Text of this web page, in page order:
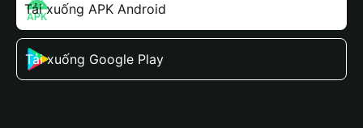
Tải xuống APK Android
Tải xuống Google Play